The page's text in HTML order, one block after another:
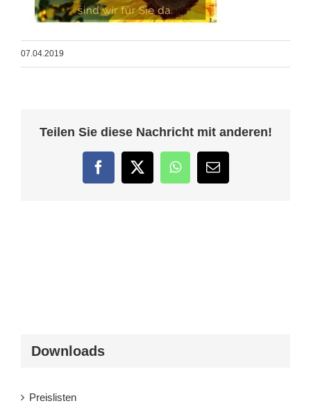
07.04.2019
Teilen Sie diese Nachricht mit anderen!
FacebookTwitterWhatsApp
E-
Mail
Downloads
Preislisten